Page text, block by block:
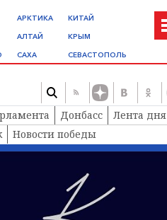
АРКТИКА
АЛТАЙ
САХА
КИТАЙ
КРЫМ
СЕВАСТОПОЛЬ
Донбасс
Лента дня
Новости победы